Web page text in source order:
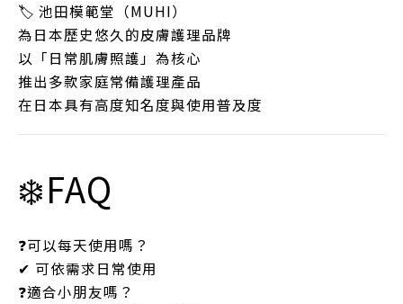
🏷 池田模範堂（MUHI）
為日本歷史悠久的皮膚護理品牌
以「日常肌膚照護」為核心
推出多款家庭常備護理產品
在日本具有高度知名度與使用普及度
❄️FAQ
❓可以每天使用嗎？
✔ 可依需求日常使用
❓適合小朋友嗎？